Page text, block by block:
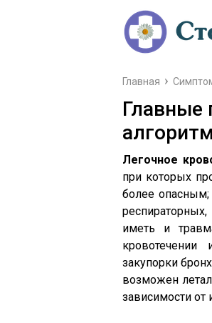
Главная
Главные
Легочное
при которых
более опасным;
иметь и
закупорки
возможен
зависимости от